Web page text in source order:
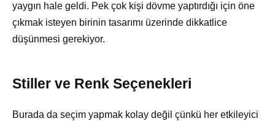
yaygın hale geldi. Pek çok kişi dövme yaptırdığı için öne
çıkmak isteyen birinin tasarımı üzerinde dikkatlice
düşünmesi gerekiyor.
Stiller ve Renk Seçenekleri
Burada da seçim yapmak kolay değil çünkü her etkileyici